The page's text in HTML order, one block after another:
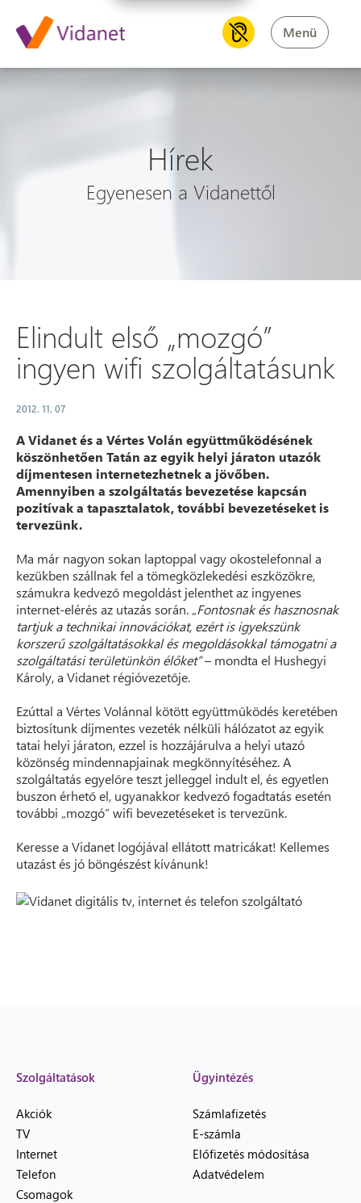
Menü
Hírek
Egyenesen a Vidanettől
Elindult első „mozgó”
ingyen wifi szolgáltatásunk
2012. 11. 07
A Vidanet és a Vértes Volán együttműködésének
köszönhetően Tatán az egyik helyi járaton utazók
díjmentesen internetezhetnek a jövőben.
Amennyiben a szolgáltatás bevezetése kapcsán
pozitívak a tapasztalatok, további bevezetéseket is
tervezünk.
Ma már nagyon sokan laptoppal vagy okostelefonnal a
kezükben szállnak fel a tömegközlekedési eszközökre,
számukra kedvező megoldást jelenthet az ingyenes
internet-elérés az utazás során. „Fontosnak és hasznosnak
tartjuk a technikai innovációkat, ezért is igyekszünk
korszerű szolgáltatásokkal és megoldásokkal támogatni a
szolgáltatási területünkön élőket”– mondta el Hushegyi
Károly, a Vidanet régióvezetője.
Ezúttal a Vértes Volánnal kötött együttműködés keretében
biztosítunk díjmentes vezeték nélküli hálózatot az egyik
tatai helyi járaton, ezzel is hozzájárulva a helyi utazó
közönség mindennapjainak megkönnyítéséhez. A
szolgáltatás egyelőre teszt jelleggel indult el, és egyetlen
buszon érhető el, ugyanakkor kedvező fogadtatás esetén
további „mozgó” wifi bevezetéseket is tervezünk.
Keresse a Vidanet logójával ellátott matricákat! Kellemes
utazást és jó böngészést kívánunk!
Szolgáltatások
Akciók
TV
Internet
Telefon
Csomagok
Ügyintézés
Számlafizetés
E-számla
Előfizetés módosítása
Adatvédelem